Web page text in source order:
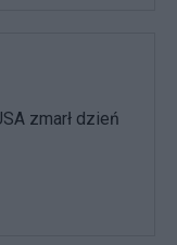
zmarł dzień